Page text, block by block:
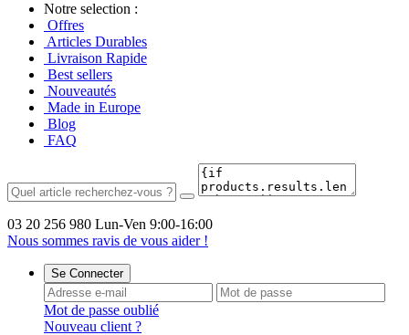
Notre selection :
Offres
Articles Durables
Livraison Rapide
Best sellers
Nouveautés
Made in Europe
Blog
FAQ
03 20 256 980 Lun-Ven 9:00-16:00
Nous sommes ravis de vous aider !
Se Connecter
Mot de passe oublié
Nouveau client ?